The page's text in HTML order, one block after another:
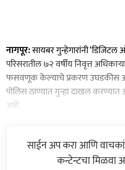
नागपूर:सायबर गुन्हेगारांनी
परिसरातील ७२ वर्षीय निवृत्त
फसवणूक केल्याचे प्रकरण उघडकीस
पोलिस ठाण्यात गुन्हा दाखल
आहे.
साईन अप करा आणि
कन्टेन्टचा मिळवा